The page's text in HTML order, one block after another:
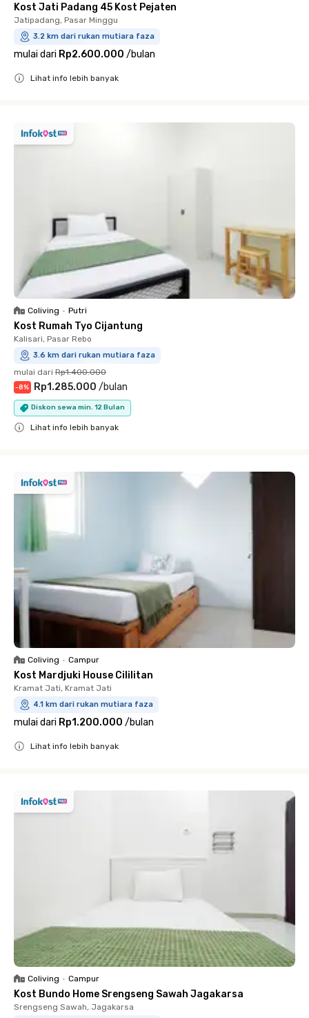
Kost Jati Padang 45 Kost Pejaten
Jatipadang, Pasar Minggu
3.2 km dari rukan mutiara faza
mulai dari Rp2.600.000 /bulan
Lihat info lebih banyak
Coliving • Putri
Kost Rumah Tyo Cijantung
Kalisari, Pasar Rebo
3.6 km dari rukan mutiara faza
mulai dari Rp1.400.000
-8% Rp1.285.000 /bulan
Diskon sewa min. 12 Bulan
Lihat info lebih banyak
Coliving • Campur
Kost Mardjuki House Cililitan
Kramat Jati, Kramat Jati
4.1 km dari rukan mutiara faza
mulai dari Rp1.200.000 /bulan
Lihat info lebih banyak
Coliving • Campur
Kost Bundo Home Srengseng Sawah Jagakarsa
Srengseng Sawah, Jagakarsa